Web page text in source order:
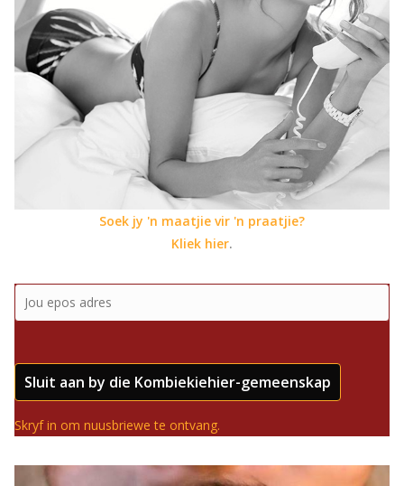
Soek jy 'n maatjie vir 'n praatjie?
Kliek hier.
Sluit aan by die Kombiekiehier-gemeenskap
Skryf in om nuusbriewe te ontvang.